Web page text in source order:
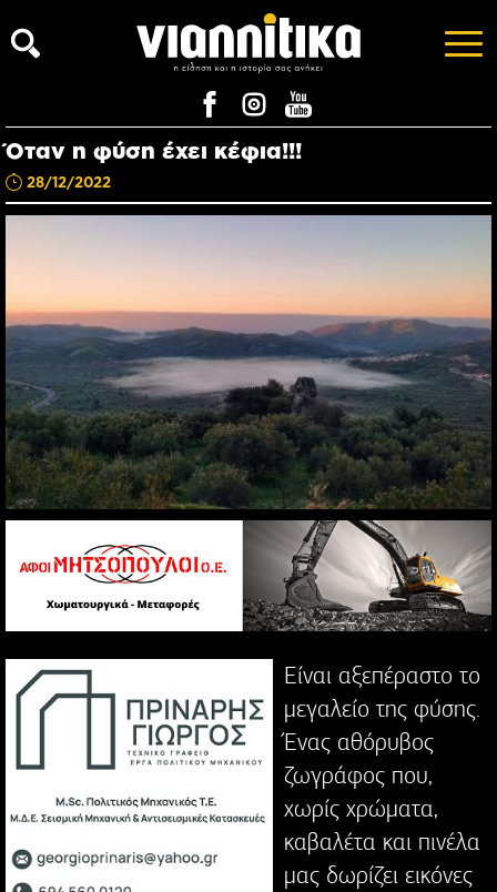
Όταν η φύση έχει κέφια!!!
28/12/2022
Είναι αξεπέραστο το
μεγαλείο της φύσης.
Ένας αθόρυβος
ζωγράφος που,
χωρίς χρώματα,
καβαλέτα και πινέλα
μας δωρίζει εικόνες